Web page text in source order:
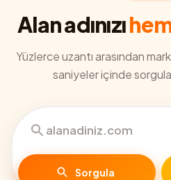
Alan adınızı
Yüzlerce uzantı arasından
saniyeler içinde
Sorgula